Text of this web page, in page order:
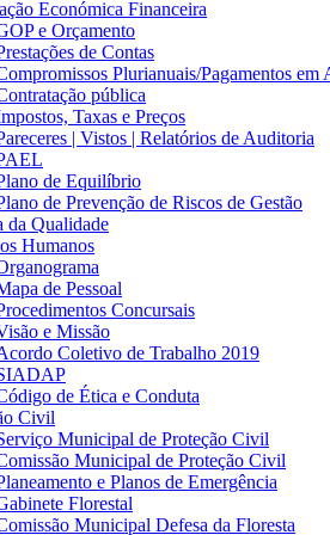
Económica Financeira
e Orçamento
de Contas
Plurianuais/Pagamentos em
pública
Taxas e Preços
| Vistos | Relatórios de Auditoria
de Equilíbrio
de Prevenção de Riscos de Gestão
da Qualidade
Humanos
de Pessoal
Concursais
e Missão
Coletivo de Trabalho 2019
de Ética e Conduta
Civil
Municipal de Proteção Civil
Municipal de Proteção Civil
e Planos de Emergência
Florestal
Municipal Defesa da Floresta